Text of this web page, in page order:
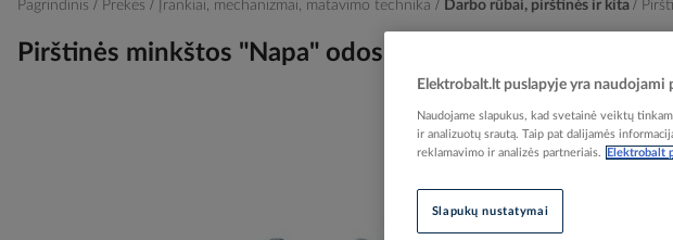
Pagrindinis Prekės Įrankiai, mechanizmai, matavimo technika Darbo rūbai, pirštinės ir kita
Pirštinės minkštos "Napa" odos 9-dydis PHML9 -
Elektrobalt.lt puslapyje yra
Naudojame slapukus, kad svetainė veiktų
ir analizuotų srautą. Taip pat dalijamės
reklamavimo ir analizės partneriais.
Elektrobalt
Slapukų nustatymai